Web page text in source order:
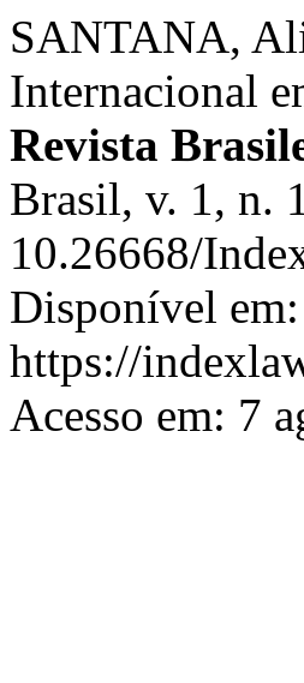
SANTANA,
Internacional
Revista
Brasil, v. 1, n.
10.26668/
Disponível em:
https://
Acesso em: 7